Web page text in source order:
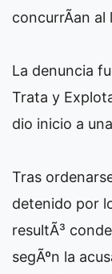
concurrÃ­an al
La denuncia
Trata y
dio inicio a
Tras
detenido por
resultÃ³
segÃºn la